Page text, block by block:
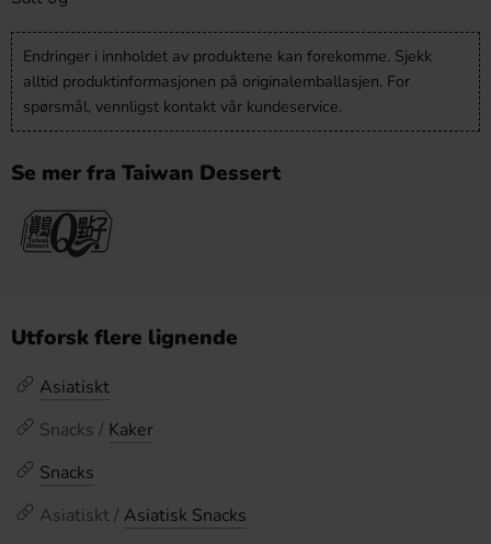
Endringer i innholdet av produktene kan forekomme. Sjekk
alltid produktinformasjonen på originalemballasjen. For
spørsmål, vennligst kontakt vår kundeservice.
Se mer fra Taiwan Dessert
Utforsk flere lignende
Asiatiskt
Snacks / Kaker
Snacks
Asiatiskt / Asiatisk Snacks